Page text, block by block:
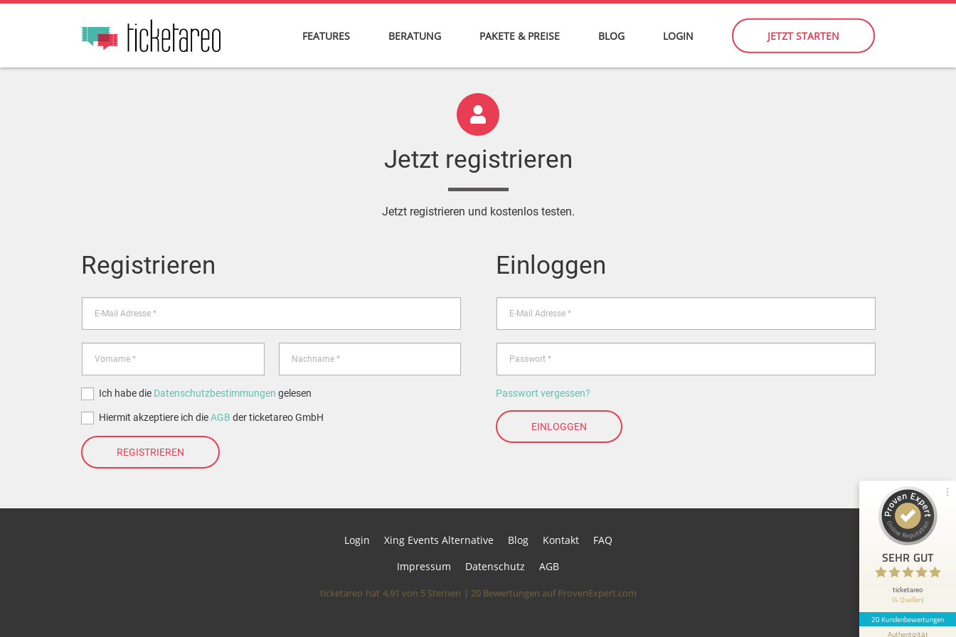
FEATURES BERATUNG PAKETE & PREISE BLOG LOGIN JETZT STARTEN
Jetzt registrieren
Jetzt registrieren und kostenlos testen.
Registrieren
Ich habe die Datenschutzbestimmungen gelesen
Hiermit akzeptiere ich dieAGB der ticketareo GmbH
REGISTRIEREN
Einloggen
Passwort vergessen?
EINLOGGEN
Login Xing Events Alternative Blog Kontakt
FAQ
Impressum
Datenschutz AGB
ticketareo hat 4,91 von 5Sternen | 20Bewertungen auf ProvenExpert.com
SEHR GUT
ticketareo
(4 Quellen)
20 Kundenbewertungen
Authentizität
ticketareo
8
Bewertungen auf
ProvenExpert.com
Blick aufs ProvenExpert-Profil werfen
Klemens B.
5
Ich habe mit Hilfe von Ticketareo eine sehr
erfolgreiche Kundenveranstaltung in
Germering durchgeführt. Scho...